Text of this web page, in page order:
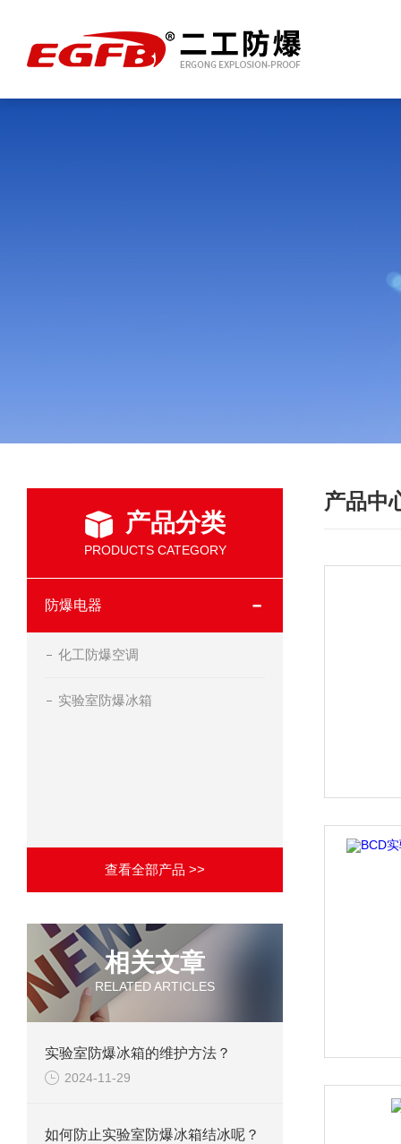
产品分类
PRODUCTS CATEGORY
防爆电器
化工防爆空调
实验室防爆冰箱
查看全部产品 >>
相关文章
RELATED ARTICLES
实验室防爆冰箱的维护方法？
2024-11-29
如何防止实验室防爆冰箱结冰呢？
产品中